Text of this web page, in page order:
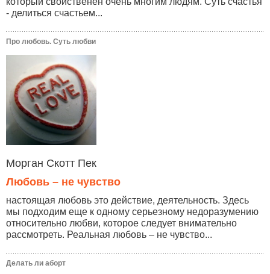
- делиться счастьем...
Про любовь. Суть любви
Морган Скотт Пек
Любовь – не чувство
настоящая любовь это действие, деятельность. Здесь
мы подходим еще к одному серьезному недоразумению
относительно любви, которое следует внимательно
рассмотреть. Реальная любовь – не чувство...
Делать ли аборт